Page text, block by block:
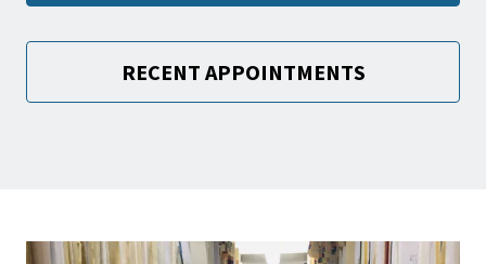
RECENT APPOINTMENTS